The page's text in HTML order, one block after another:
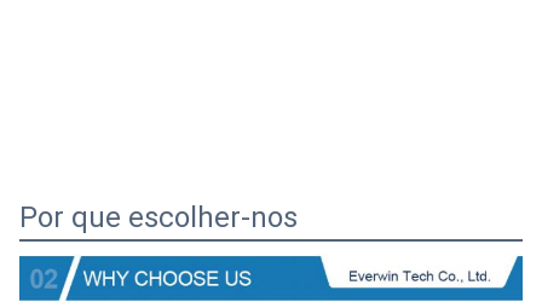
Por que escolher-nos